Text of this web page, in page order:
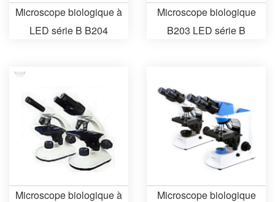
Microscope biologique à
LED série B B204
Microscope biologique
B203 LED série B
Microscope biologique à
Microscope biologique